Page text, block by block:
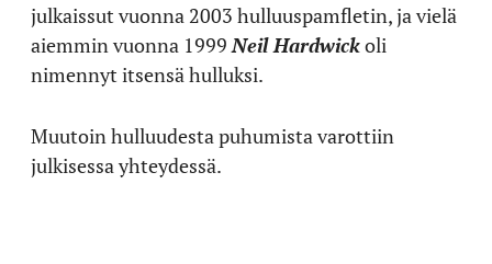
julkaissut vuonna 2003 hulluuspamfletin, ja vielä
aiemmin vuonna 1999 Neil Hardwickoli
nimennyt itsensä hulluksi.
Muutoin hulluudesta puhumista varottiin
julkisessa yhteydessä.